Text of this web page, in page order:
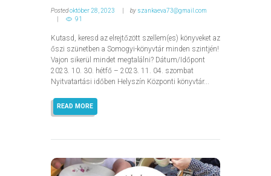
Postedoktóber 28, 2023 by szankaeva73@gmail.com
91
Kutasd, keresd az elrejtőzött szellem(es) könyveket az
őszi szünetben a Somogyi-könyvtár minden szintjén!
Vajon sikerül mindet megtalálni? Dátum/Időpont
2023. 10. 30. hétfő – 2023. 11. 04. szombat
Nyitvatartási időben Helyszín Központi könyvtár...
READ MORE